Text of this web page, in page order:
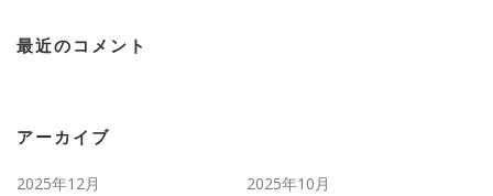
最近のコメント
アーカイブ
2025年12月
2025年10月